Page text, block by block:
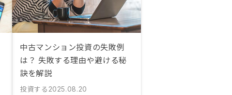
中古マンション投資の失敗例
は？ 失敗する理由や避ける秘
訣を解説
投資する 2025.08.20